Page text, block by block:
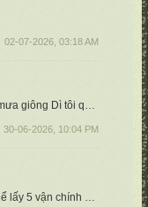
02-07-2026, 03:18 AM
giông Dì tôi quẳng gánh xuôi dòng viễn Tây
30-06-2026, 10:04 PM
không cần theo thể thơ bài xướng ạ) ❤️